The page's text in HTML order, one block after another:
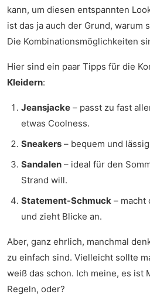
kann, um diesen entspannten
ist das ja auch der Grund, warum
Die Kombinationsmöglichkeiten
Hier sind ein paar Tipps für die
Kleidern:
Jeansjacke – passt zu fast
etwas Coolness.
Sneakers – bequem und
Sandalen – ideal für den
Strand will.
Statement-Schmuck – macht
und zieht Blicke an.
Aber, ganz ehrlich, manchmal
zu einfach sind. Vielleicht sollte
weiß das schon. Ich meine, es ist
Regeln, oder?